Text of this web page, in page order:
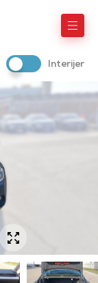
Interijer